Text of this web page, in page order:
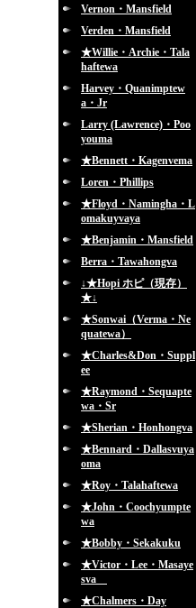
Vernon・Mansfield
Verden・Mansfield
★Willie・Archie・Tala
haftewa
Harvey・Quanimptew
a・Jr
Larry (Lawrence)・Poo
youma
★Bennett・Kagenvema
Loren・Phillips
★Floyd・Namingha・L
omakuyvaya
★Benjamin・Mansfield
Berra・Tawahongva
↓★Hopi ホピ（現存）
★↓
★Sonwai（Verma・Ne
quatewa）
★Charles&Don・Suppl
ee
★Raymond・Sequapte
wa・Sr
★Sherian・Honhongva
★Bennard・Dallasvuya
oma
★Roy・Talahaftewa
★John・Coochyumpte
wa
★Bobby・Sekakuku
★Victor・Lee・Masaye
sva
★Chalmers・Day